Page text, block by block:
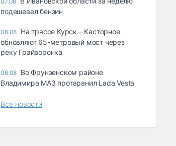
подешевел бензин
06.08 На трассе Курск – Касторное
обновляют 65-метровый мост через
реку Грайворонка
06.08 Во Фрунзенском районе
Владимира МАЗ протаранил Lada Vesta
Все новости